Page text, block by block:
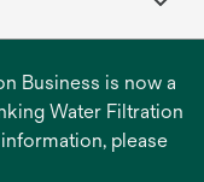
Business is now a
Water Filtration
please